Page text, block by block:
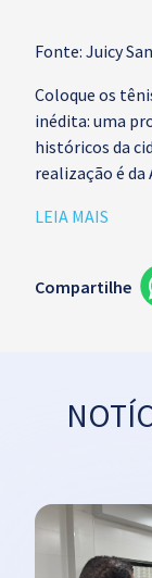
Fonte: Juicy
Coloque os
inédita: uma
históricos da
realização é da
LEIA MAIS
Compartilhe